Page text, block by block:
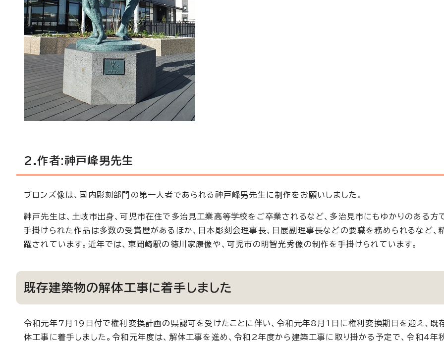
2.作者:神戸峰男先生
ブロンズ像は、国内彫刻部門の第一人者であられる神戸峰男先生に制作をお願いしました。
神戸先生は、土岐市出身、可児市在住で多治見工業高等学校をご卒業されるなど、多治見市にもゆかりのある方
手掛けられた作品は多数の受賞歴があるほか、日本彫刻会理事長、日展副理事長などの要職を務められるなど、
躍されています。近年では、東岡崎駅の徳川家康像や、可児市の明智光秀像の制作を手掛けられています。
既存建築物の解体工事に着手しました
令和元年7月19日付で権利変換計画の県認可を受けたことに伴い、令和元年8月1日に権利変換期日を迎え、既
体工事に着手しました。令和元年度は、解体工事を進め、令和2年度から建築工事に取り掛かる予定で、令和4年